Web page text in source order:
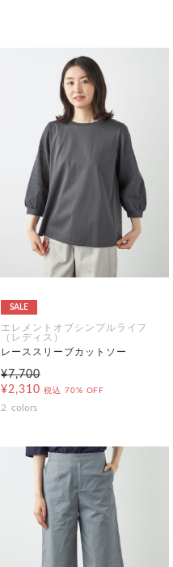
SALE
エレメントオブシンプルライフ
（レディス）
レーススリーブカットソー
¥7,700
¥2,310 税込 70% OFF
2 colors